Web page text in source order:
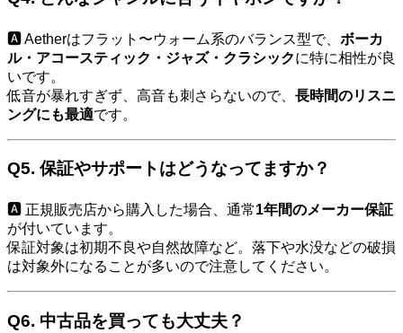
🅰️ Aetherはフラット〜ウォーム系のバランス型で、 ボーカ
ル・アコースティック・ジャズ・クラシックに特に相性が良
いです。
低音が暴れすぎず、高音も刺さらないので、 長時間のリスニ
ングにも最適です。
Q5. 保証やサポートはどうなってますか？
🅰️ 正規販売店から購入した場合、通常1年間のメーカー保証
が付いています。
保証対象は初期不良や自然故障など。落下や水没などの破損
は対象外になることが多いので注意してください。
Q6. 中古品を買っても大丈夫？